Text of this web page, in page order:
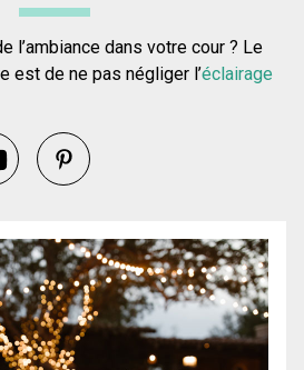
l’ambiance dans votre cour ? Le
est de ne pas négliger l’éclairage